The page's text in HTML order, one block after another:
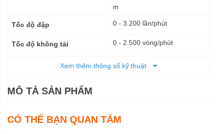
m
Tốc độ đập 0 - 3.200 lần/phút
Tốc độ không tải 0 - 2.500 vòng/phút
165 N·m
Trọng lượng tịnh 1,3 - 1,6 Kg
Xem thêm thông số kỹ thuật
MÔ TẢ SẢN PHẨM
CÓ THỂ BẠN QUAN TÂM